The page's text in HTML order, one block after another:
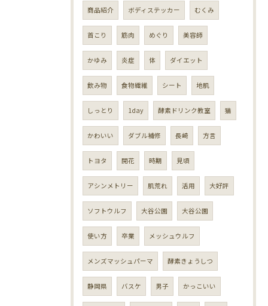
商品紹介 ボディステッカー むくみ
首こり 筋肉 めぐり 美容師
かゆみ 炎症 体 ダイエット
飲み物 食物繊維 シート 地肌
しっとり 1day 酵素ドリンク教室 猫
かわいい ダブル補修 長崎 方言
トヨタ 開花 時期 見頃
アシンメトリー 肌荒れ 活用 大好評
ソフトウルフ 大谷公園 大谷公園
使い方 卒業 メッシュウルフ
メンズマッシュパーマ 酵素きょうしつ
静岡県 バスケ 男子 かっこいい